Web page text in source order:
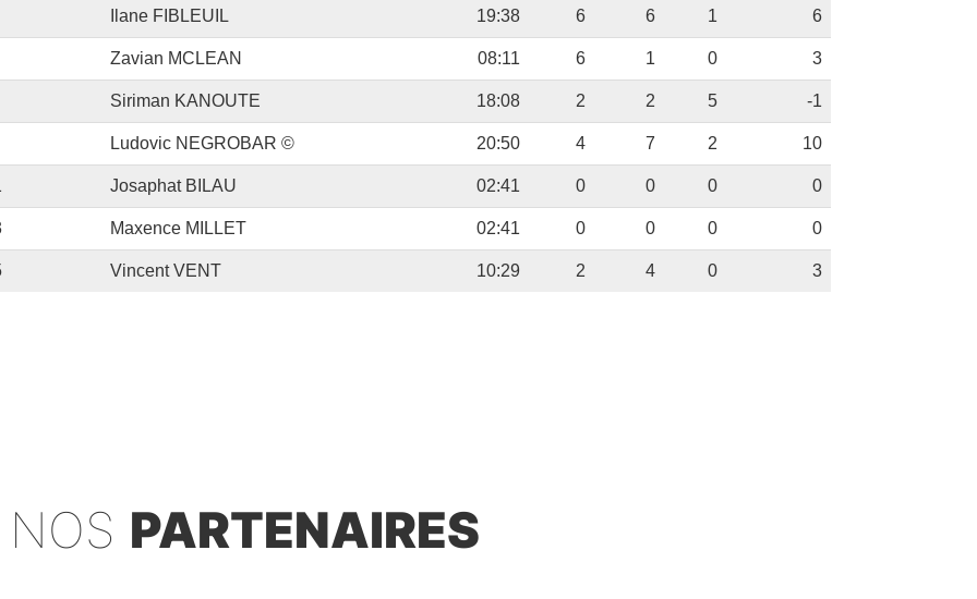
Ilane FIBLEUIL 19:38 6 6 1 6
Zavian MCLEAN 08:11 6 1 0 3
Siriman KANOUTE 18:08 2 2 5 -1
Ludovic NEGROBAR © 20:50 4 7 2 10
Josaphat BILAU 02:41 0 0 0 0
Maxence MILLET 02:41 0 0 0 0
Vincent VENT 10:29 2 4 0 3
NOS PARTENAIRES